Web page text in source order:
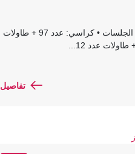
تفاصيل التجهيزات: أولاً: الجلسات • كراسي: عدد 97 + طاولات
تفاصيل